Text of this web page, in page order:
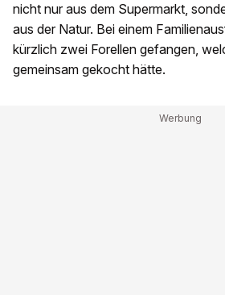
nicht nur aus dem Supermarkt,
aus der Natur. Bei einem
kürzlich zwei Forellen gefangen,
gemeinsam gekocht hätte.